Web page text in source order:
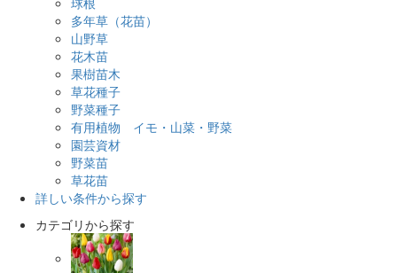
多年草（花苗）
山野草
花木苗
果樹苗木
草花種子
野菜種子
有用植物 イモ・山菜・野菜
園芸資材
野菜苗
草花苗
詳しい条件から探す
カテゴリから探す